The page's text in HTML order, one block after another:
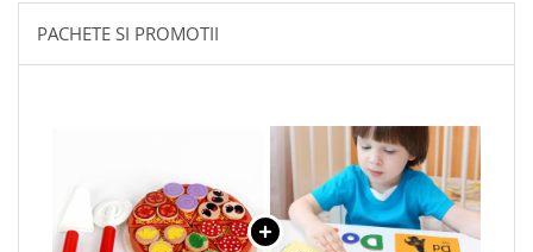
PACHETE SI PROMOTII